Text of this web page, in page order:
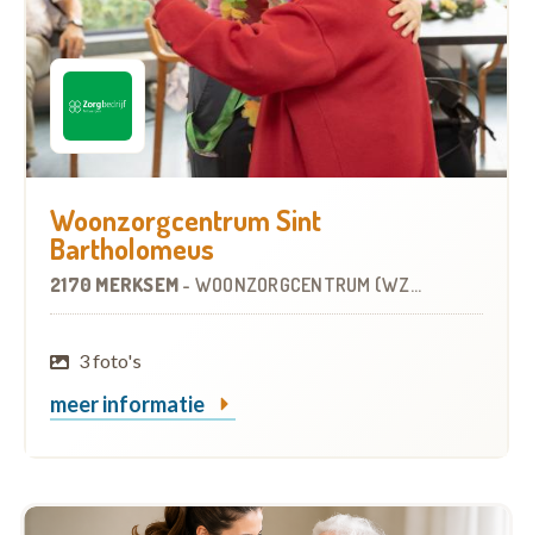
Woonzorgcentrum Sint
Bartholomeus
2170 MERKSEM - WOONZORGCENTRUM (WZC)
3 foto's
meer informatie